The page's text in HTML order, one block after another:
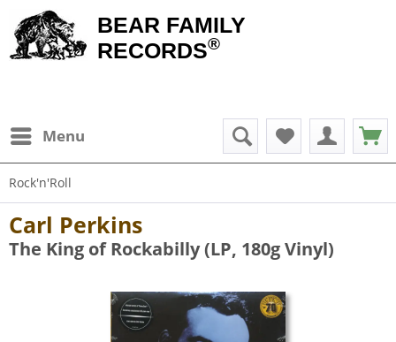
BEAR FAMILY
RECORDS®
Menu
Rock'n'Roll
Carl Perkins
The King of Rockabilly (LP, 180g Vinyl)